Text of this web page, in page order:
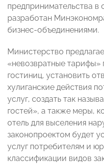
предпринимательства в
разработан
бизнес-объединениями.
Министерство
«невозвратные
гостиниц, установить
хулиганские действия
услуг, создать так
гостей», а также меры,
отель для выселения
законопроектом будет
услуг потребителям и
классификации видов